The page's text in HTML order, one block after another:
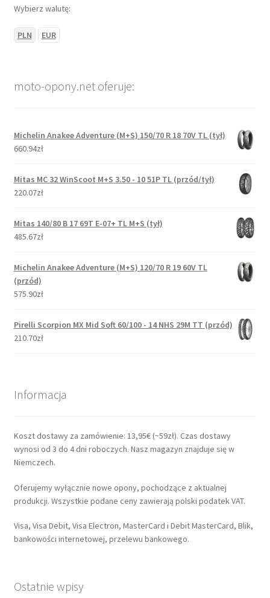
Wybierz walutę:
PLN EUR
moto-opony.net oferuje:
Michelin Anakee Adventure (M+S) 150/70 R 18 70V TL (tył)
660.94zł
Mitas MC 32 WinScoot M+S 3.50 - 10 51P TL (przód/tył)
220.07zł
Mitas 140/80 B 17 69T E-07+ TL M+S (tył)
485.67zł
Michelin Anakee Adventure (M+S) 120/70 R 19 60V TL
(przód)
575.90zł
Pirelli Scorpion MX Mid Soft 60/100 - 14 NHS 29M TT (przód)
210.70zł
Informacja
Koszt dostawy za zamówienie: 13,95€ (~59zł). Czas dostawy
wynosi od 3 do 4 dni roboczych. Nasz magazyn znajduje się w
Niemczech.
Oferujemy wyłącznie nowe opony, pochodzące z aktualnej
produkcji. Wszystkie podane ceny zawierają polski podatek VAT.
Visa, Visa Debit, Visa Electron, MasterCard i Debit MasterCard, Blik,
bankowości internetowej, przelewu bankowego.
Ostatnie wpisy